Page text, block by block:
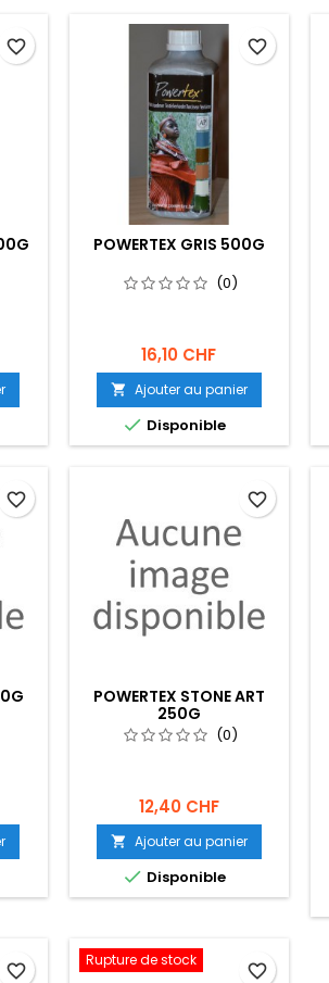
favorite_border
POWERTEX GRIS 500G
(0)
16,10 CHF
 Ajouter au panier
 Disponible
favorite_border
favorite_border
POWERTEX STONE ART
250G
(0)
12,40 CHF
 Ajouter au panier
 Disponible
favorite_border
favorite_border
Rupture de stock
favorite_border